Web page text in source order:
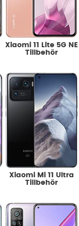
Xiaomi 11 Lite 5G NE
Tillbehör
Xiaomi Mi 11 Ultra
Tillbehör